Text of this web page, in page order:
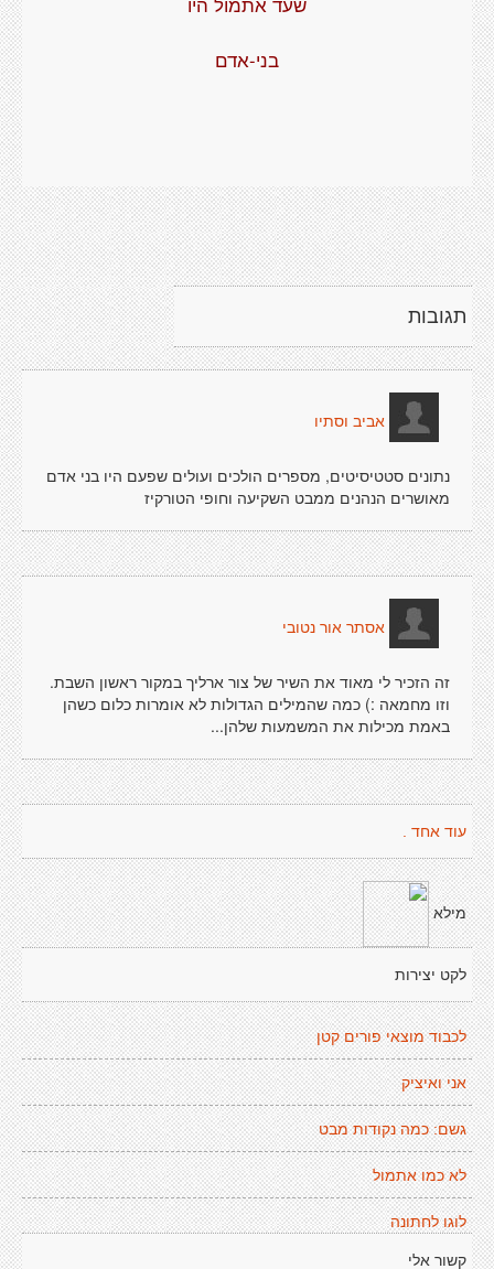
בני-אדם
תגובות
אביב וסתיו
נתונים סטטיסיטים, מספרים הולכים ועולים שפעם היו בני אדם
מאושרים הנהנים ממבט השקיעה וחופי הטורקיז
אסתר אור נטובי
זה הזכיר לי מאוד את השיר של צור ארליך במקור ראשון השבת.
וזו מחמאה :) כמה שהמילים הגדולות לא אומרות כלום כשהן
באמת מכילות את המשמעות שלהן...
עוד אחד .
מילא
לקט יצירות
לכבוד מוצאי פורים קטן
אני ואיציק
גשם: כמה נקודות מבט
לא כמו אתמול
לוגו לחתונה
קשור אלי